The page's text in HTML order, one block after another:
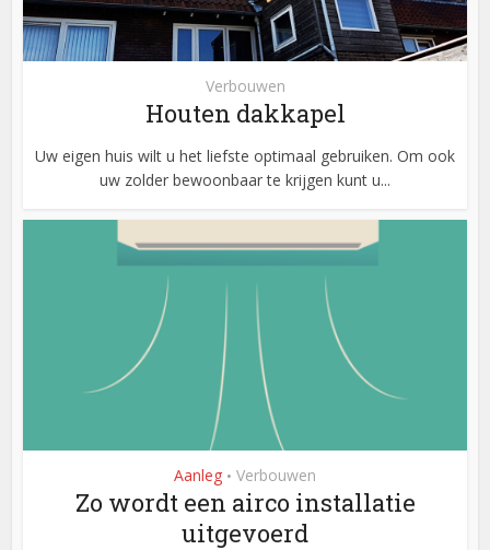
Verbouwen
Houten dakkapel
Uw eigen huis wilt u het liefste optimaal gebruiken. Om ook
uw zolder bewoonbaar te krijgen kunt u...
Aanleg • Verbouwen
Zo wordt een airco installatie
uitgevoerd